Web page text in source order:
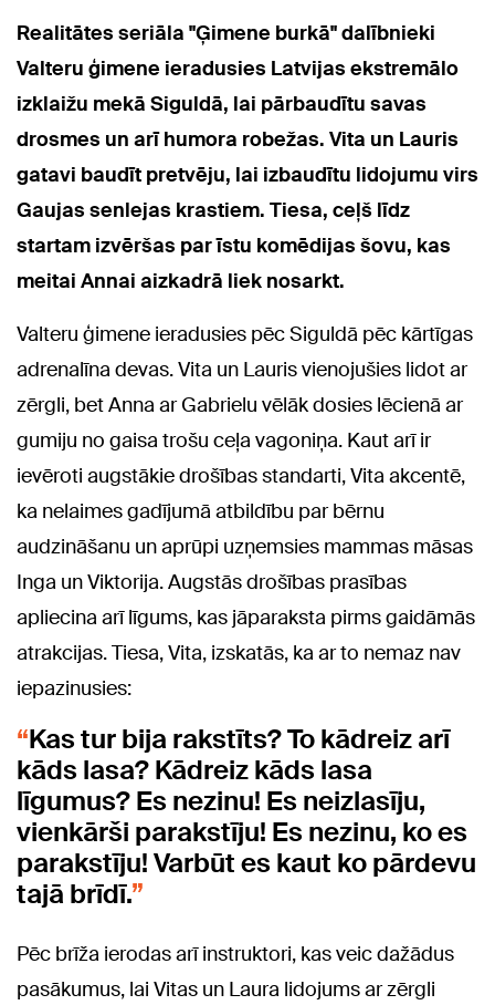
Realitātes seriāla "Ģimene burkā" dalībnieki
Valteru ģimene ieradusies Latvijas ekstremālo
izklaižu mekā Siguldā, lai pārbaudītu savas
drosmes un arī humora robežas. Vita un Lauris
gatavi baudīt pretvēju, lai izbaudītu lidojumu virs
Gaujas senlejas krastiem. Tiesa, ceļš līdz
startam izvēršas par īstu komēdijas šovu, kas
meitai Annai aizkadrā liek nosarkt.
Valteru ģimene ieradusies pēc Siguldā pēc kārtīgas
adrenalīna devas. Vita un Lauris vienojušies lidot ar
zērgli, bet Anna ar Gabrielu vēlāk dosies lēcienā ar
gumiju no gaisa trošu ceļa vagoniņa. Kaut arī ir
ievēroti augstākie drošības standarti, Vita akcentē,
ka nelaimes gadījumā atbildību par bērnu
audzināšanu un aprūpi uzņemsies mammas māsas
Inga un Viktorija. Augstās drošības prasības
apliecina arī līgums, kas jāparaksta pirms gaidāmās
atrakcijas. Tiesa, Vita, izskatās, ka ar to nemaz nav
iepazinusies:
Kas tur bija rakstīts? To kādreiz arī
kāds lasa? Kādreiz kāds lasa
līgumus? Es nezinu! Es neizlasīju,
vienkārši parakstīju! Es nezinu, ko es
parakstīju! Varbūt es kaut ko pārdevu
tajā brīdī.
Pēc brīža ierodas arī instruktori, kas veic dažādus
pasākumus, lai Vitas un Laura lidojums ar zērgli